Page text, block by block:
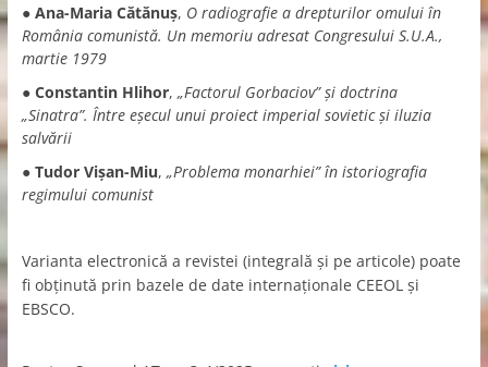
● Ana-Maria Cătănuş, O radiografie a drepturilor omului în
România comunistă. Un memoriu adresat Congresului S.U.A.,
martie 1979
● Constantin Hlihor, „Factorul Gorbaciov” și doctrina
„Sinatra”. Între eșecul unui proiect imperial sovietic și iluzia
salvării
● Tudor Vișan-Miu, „Problema monarhiei” în istoriografia
regimului comunist
Varianta electronică a revistei (integrală şi pe articole) poate
fi obţinută prin bazele de date internaţionale CEEOL şi
EBSCO.